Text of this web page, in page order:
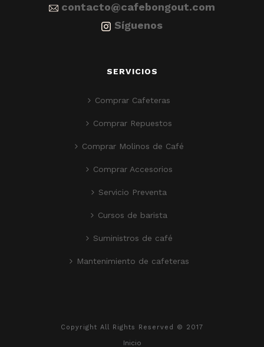
contacto@cafebongout.com
Síguenos
SERVICIOS
Comprar Cafeteras
Comprar Repuestos
Comprar Molinos de Café
Comprar Accesorios
Servicio Preventa
Cursos de barista
Suministros de café
Mantenimiento de cafeteras
Copyright All Rights Reserved © 2017
Inicio